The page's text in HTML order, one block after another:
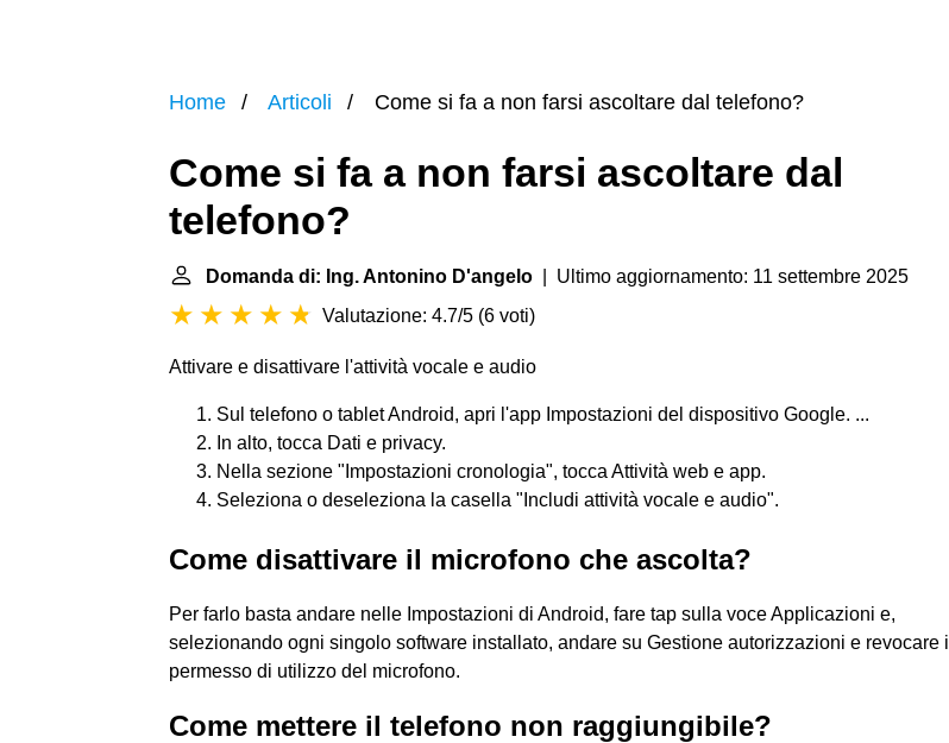
Home Articoli Come si fa a non farsi ascoltare dal telefono?
Come si fa a non farsi ascoltare dal
telefono?
Domanda di: Ing. Antonino D'angelo | Ultimo aggiornamento: 11 settembre 2025
Valutazione: 4.7/5 (6 voti)
Attivare e disattivare l'attività vocale e audio
Sul telefono o tablet Android, apri l'app Impostazioni del dispositivo Google. ...
In alto, tocca Dati e privacy.
Nella sezione "Impostazioni cronologia", tocca Attività web e app.
Seleziona o deseleziona la casella "Includi attività vocale e audio".
Come disattivare il microfono che ascolta?
Per farlo basta andare nelle Impostazioni di Android, fare tap sulla voce Applicazioni e,
selezionando ogni singolo software installato, andare su Gestione autorizzazioni e revocare il
permesso di utilizzo del microfono.
Come mettere il telefono non raggiungibile?